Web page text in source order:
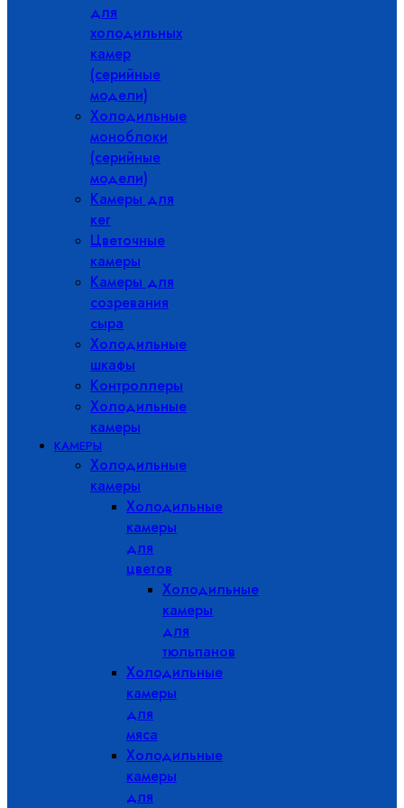
для
холодильных
камер
(серийные
модели)
Холодильные
моноблоки
(серийные
модели)
Камеры для
кег
Цветочные
камеры
Камеры для
созревания
сыра
Холодильные
шкафы
Контроллеры
Холодильные
камеры
КАМЕРЫ
Холодильные
камеры
Холодильные
камеры
для
цветов
Холодильные
камеры
для
тюльпанов
Холодильные
камеры
для
мяса
Холодильные
камеры
для